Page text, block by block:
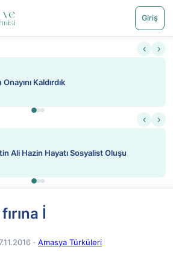
Giriş
‹ ›
Nadir içeriklere kısıtlama ve kredi
‹ ›
▶ ATEŞ YAKMAK KONU ÖZET J.
İ
· Amasya Türküleri